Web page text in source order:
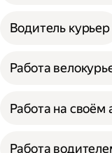
Водитель курьер
Работа
Работа на своём
Работа